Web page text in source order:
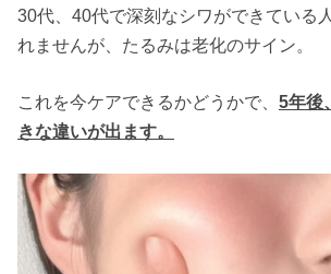
30代、40代で深刻なシワができている
れませんが、たるみは老化のサイン。
これを今ケアできるかどうかで、 5年後
きな違いが出ます。